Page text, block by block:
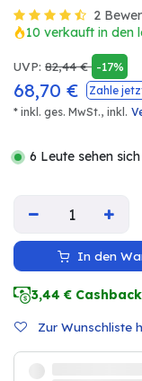
2
10 verkauft in den
UVP: 82,44€ -17%
68,70 € Zahle
* inkl. ges. MwSt., inkl.
6 Leute sehen
In den
3,44 € Cashback
Zur Wunschliste